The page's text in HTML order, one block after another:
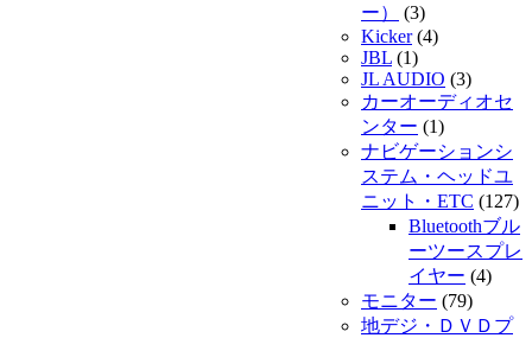
ー）
(3)
Kicker(4)
JBL (1)
JL AUDIO (3)
カーオーディオセ
ンター (1)
ナビゲーションシ
ステム・ヘッドユ
ニット・ETC (127)
Bluetoothブル
ーツースプレ
イヤー (4)
モニター (79)
地デジ・ＤＶＤプ